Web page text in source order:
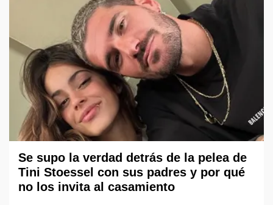
Se supo la verdad detrás de la pelea de
Tini Stoessel con sus padres y por qué
no los invita al casamiento